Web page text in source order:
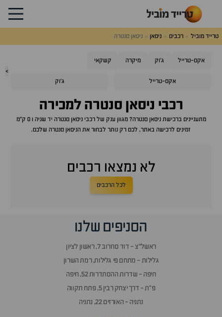
טרייד מוביל רכבים ניסאן ניסאן סנטרה
>
אקס-טרייל ג'וק מיקרה קשקאי
אקס-טרייל ג'וק
רכבי ניסאן סנטרה למכירה
מתעניינים ברכישתניסאן סנטרה? מגוון ענק של רכביניסאן סנטרה
יד שניה ו 0 ק"מ
זמינים לרכישה באתר, לכם רק נותר לבחור את הניסאן סנטרה שלכם.
לא נמצאו רכבים
לכל הרכבים
הסניפים שלנו
ראשל״צ - דוד סחרוב 7, ראשון לציון
גלילות - מתחם פי גלילות, רמת השרון
חיפה - שדרות ההסתדרות 52, חיפה
פ״ת - דרך יצחק רבין 5, פתח תקווה
נתניה - האורזים 22, נתניה